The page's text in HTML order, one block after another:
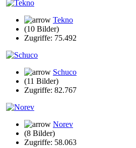
Tekno
(10 Bilder)
Zugriffe: 75.492
Schuco
(11 Bilder)
Zugriffe: 82.767
Norev
(8 Bilder)
Zugriffe: 58.063